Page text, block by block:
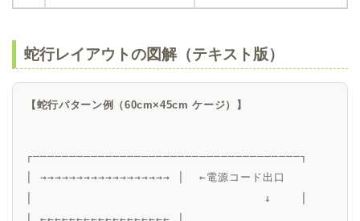
蛇行レイアウトの図解（テキスト版）
【蛇行パターン例（60cm×45cm ケージ）】
┌─────────────────────────────────────┐
│ →→→→→→→→→→→→→→→→→→ │  ←電源コード出口
│                                ↓    │